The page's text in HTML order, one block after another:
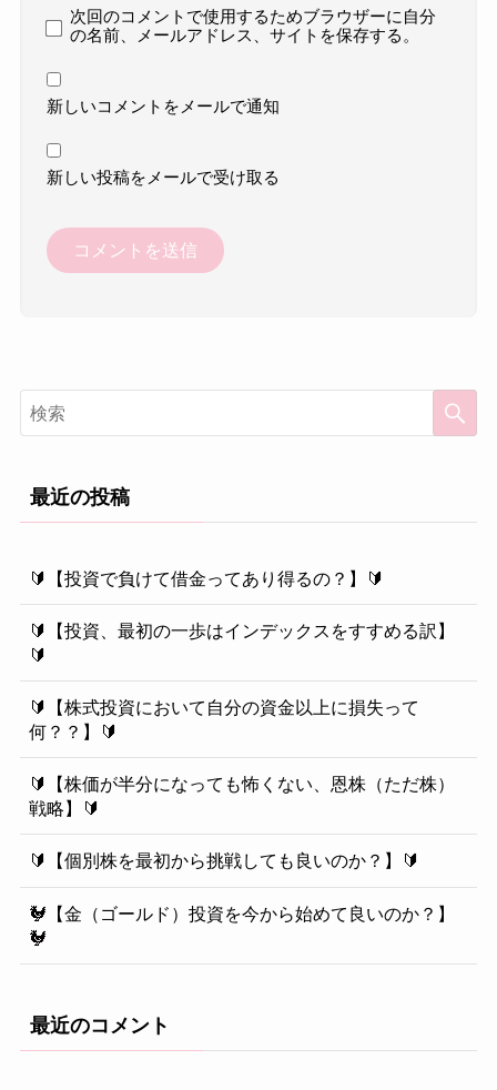
次回のコメントで使用するためブラウザーに自分
の名前、メールアドレス、サイトを保存する。
新しいコメントをメールで通知
新しい投稿をメールで受け取る
最近の投稿
🔰【投資で負けて借金ってあり得るの？】🔰
🔰【投資、最初の一歩はインデックスをすすめる訳】
🔰
🔰【株式投資において自分の資金以上に損失って
何？？】🔰
🔰【株価が半分になっても怖くない、恩株（ただ株）
戦略】🔰
🔰【個別株を最初から挑戦しても良いのか？】🔰
🐓【金（ゴールド）投資を今から始めて良いのか？】
🐓
最近のコメント